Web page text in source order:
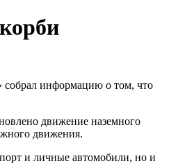
собрал информацию о том, что
движение наземного
движения.
и личные автомобили, но и